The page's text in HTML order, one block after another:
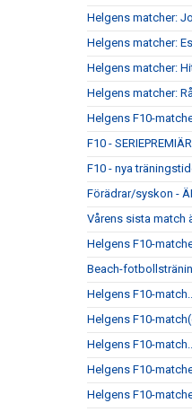
Helgens matcher:
Helgens matcher:
Helgens matcher:
Helgens matcher:
Helgens F10-
F10 -
F10 - nya
Förädrar/syskon -
Vårens sista match
Helgens F10-
Beach-
Helgens F10-
Helgens F10-
Helgens F10-
Helgens F10-
Helgens F10-